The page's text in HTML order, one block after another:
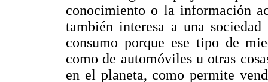
conocimiento o la información
también interesa a una
consumo porque ese tipo de
como de automóviles u otras
en el planeta, como permite